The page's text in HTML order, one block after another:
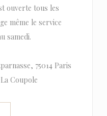
ouverte tous les
même le service
samedi.
75014 Paris
Coupole